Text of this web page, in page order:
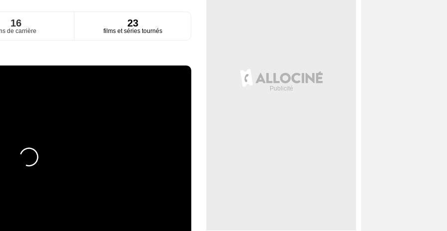
16
de carrière
23
films et séries tournés